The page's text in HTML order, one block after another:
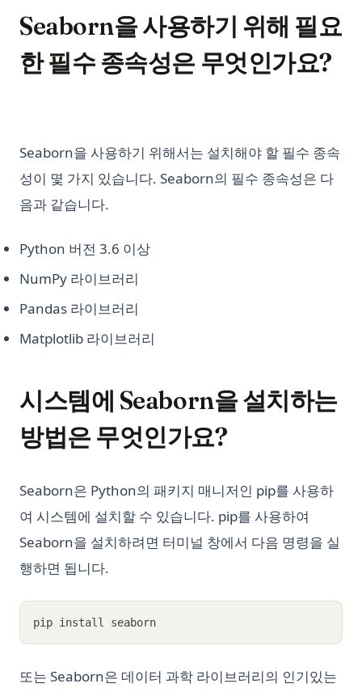
Seaborn을 사용하기 위해 필요
한 필수 종속성은 무엇인가요?
Seaborn을 사용하기 위해서는 설치해야 할 필수 종속
성이 몇 가지 있습니다. Seaborn의 필수 종속성은 다
음과 같습니다.
Python 버전 3.6 이상
NumPy 라이브러리
Pandas 라이브러리
Matplotlib 라이브러리
시스템에 Seaborn을 설치하는
방법은 무엇인가요?
Seaborn은 Python의 패키지 매니저인 pip를 사용하
여 시스템에 설치할 수 있습니다. pip를 사용하여
Seaborn을 설치하려면 터미널 창에서 다음 명령을 실
행하면 됩니다.
pip install seaborn
또는 Seaborn은 데이터 과학 라이브러리의 인기있는